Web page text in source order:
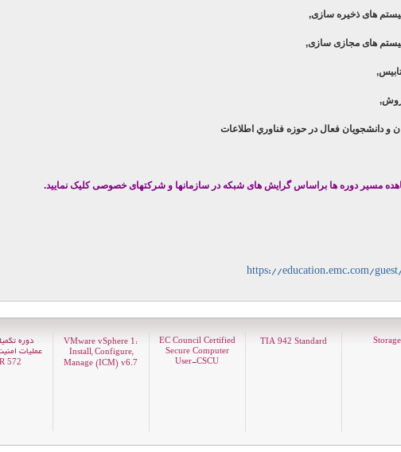
های ذخیره سازی,
های مجازی سازی,
,
و دانشجويان فعال در حوزه فناوري اطلاعات
مسیر دوره ها براساس گرایش های شبکهدر سازمانها و شرکتهای خصوصی کلیک نمایید.
https://education.emc.com/
دوره
572
VMware vSphere 1 :
Install, Configure,
Manage (ICM) v6.7
EC Council Certified
Secure Computer
User-CSCU
TIA 942 Standard